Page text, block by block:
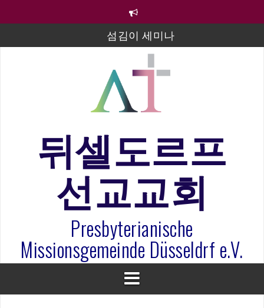
섬김이 세미나
김태희 자매 졸업연주
2023년 어린이 주일 유초등부 발표
라합3 나라 봉헌송
은퇴사-우선화 권사
20260322 주안에 가만히 머물기(요한복음 15:1-17) 손
훈목사
뒤셀도르프
선교교회
Presbyterianische
Missionsgemeinde Düsseldrf e.V.